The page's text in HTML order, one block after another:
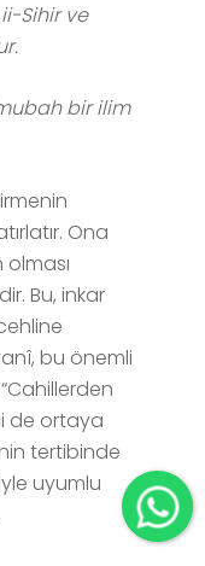
Sihir ve
bir ilim
Ona
Bu, inkar
bu önemli
de ortaya
tertibinde
uyumlu